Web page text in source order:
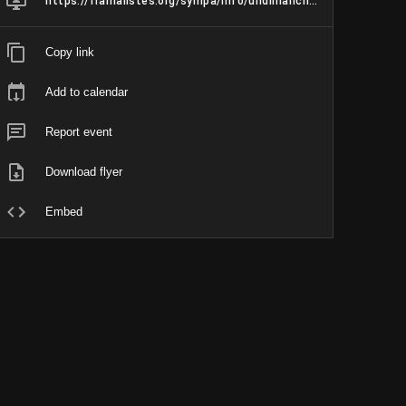
Copy link
Add to calendar
Report event
Download flyer
Embed